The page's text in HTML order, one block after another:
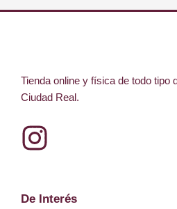
Tienda online y física de todo tipo
Ciudad Real.
I
s
De Interés